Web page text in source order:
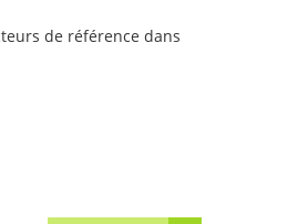
de référence dans